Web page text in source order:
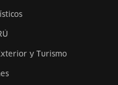
y Turismo